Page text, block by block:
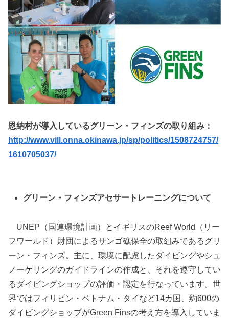
恩納村が導入しているグリーン・フィンズの取り組み：
http://www.vill.onna.okinawa.jp/sp/politics/1508724757/
1610705037/
グリーン・フィンズアセサートレーニングについて
UNEP（国連環境計画）とイギリスのReef World（リー
フワールド）財団によるサンゴ礁保全の取組みであるグリ
ーン・フィンズ。主に、環境に配慮したダイビングやシュ
ノーケリングのガイドラインの作成と、それを遵守してい
るダイビングショップの評価・認定を行なっています。世
界ではフィリピン・ベトナム・タイなど14カ国、約600の
ダイビングショップがGreen Finsの考え方を導入していま